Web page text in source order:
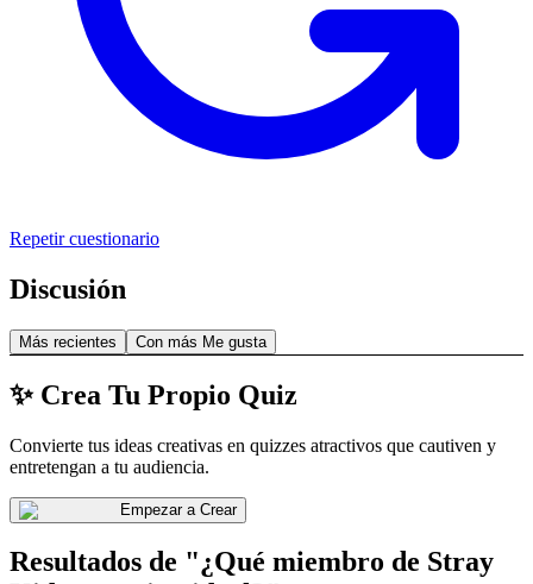
Repetir cuestionario
Discusión
Más recientes Con más Me gusta
✨ Crea Tu Propio Quiz
Convierte tus ideas creativas en quizzes atractivos que cautiven y
entretengan a tu audiencia.
Empezar a Crear
Resultados de "¿Qué miembro de Stray